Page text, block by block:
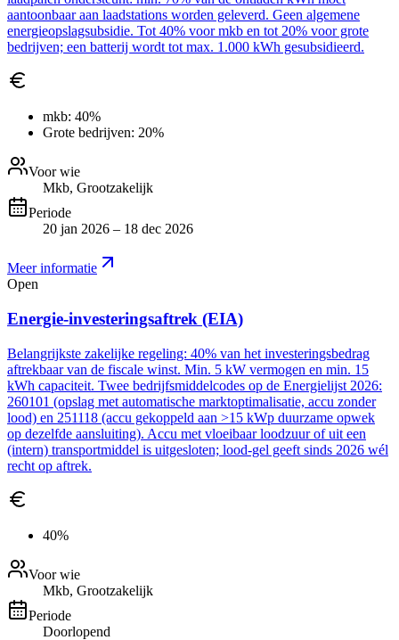
aantoonbaar aan laadstations worden geleverd. Geen algemene
energieopslagsubsidie. Tot 40% voor mkb en tot 20% voor grote
bedrijven; een batterij wordt tot max. 1.000 kWh gesubsidieerd.
mkb: 40%
Grote bedrijven: 20%
Voor wie
Mkb, Grootzakelijk
Periode
20 jan 2026 – 18 dec 2026
Meer informatie
Open
Energie-investeringsaftrek (EIA)
Belangrijkste zakelijke regeling: 40% van het investeringsbedrag
aftrekbaar van de fiscale winst. Min. 5 kW vermogen en min. 15
kWh capaciteit. Twee bedrijfsmiddelcodes op de Energielijst 2026:
260101 (opslag met automatische marktoptimalisatie, accu zonder
lood) en 251118 (accu gekoppeld aan >15 kWp duurzame opwek
op dezelfde aansluiting). Accu met vloeibaar loodzuur of uit een
(intern) transportmiddel is uitgesloten; lood-gel geeft sinds 2026 wél
recht op aftrek.
40%
Voor wie
Mkb, Grootzakelijk
Periode
Doorlopend